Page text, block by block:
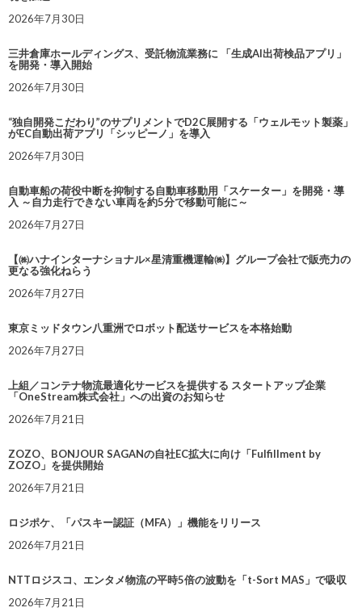
2026年7月30日
三井倉庫ホールディングス、受託物流業務に 「生成AI出荷検品アプリ」
を開発・導入開始
2026年7月30日
“独自開発こだわり”のサプリメントでD2C展開する「ウェルモット製薬」
がEC自動出荷アプリ「シッピーノ」を導入
2026年7月30日
自動車船の荷役中断を抑制する自動車移動用「スケーター」を開発・導
入 ～自力走行できない車両を約5分で移動可能に～
2026年7月27日
【㈱ハナインターナショナル×星清重機運輸㈱】グループ会社で販売力の
更なる強化ねらう
2026年7月27日
東京ミッドタウン八重洲でロボット配送サービスを本格始動
2026年7月27日
上組／コンテナ物流最適化サービスを提供する スタートアップ企業
「OneStream株式会社」への出資のお知らせ
2026年7月21日
ZOZO、BONJOUR SAGANの自社EC拡大に向け「Fulfillment by
ZOZO」を提供開始
2026年7月21日
ロジポケ、「パスキー認証（MFA）」機能をリリース
2026年7月21日
NTTロジスコ、エンタメ物流の平時5倍の波動を「t-Sort MAS」で吸収
2026年7月21日